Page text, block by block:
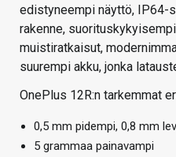
edistyneempi näyttö, IP64-
rakenne,
muistiratkaisut,
suurempi akku, jonka
OnePlus 12R:n tarkemmat
0,5 mm pidempi, 0,8 mm
5 grammaa painavampi